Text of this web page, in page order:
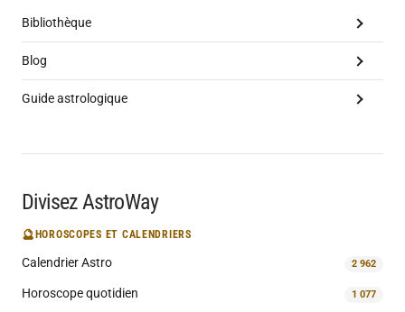
Bibliothèque
Blog
Guide astrologique
Divisez AstroWay
🔮HOROSCOPES ET CALENDRIERS
Calendrier Astro 2 962
Horoscope quotidien 1 077